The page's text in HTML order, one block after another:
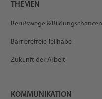
THEMEN
Berufswege & Bildungschancen
Barrierefreie Teilhabe
Zukunft der Arbeit
KOMMUNIKATION